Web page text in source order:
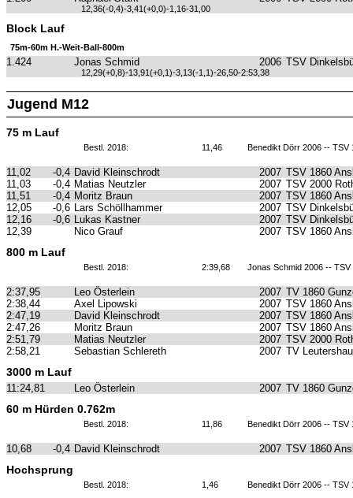
12,36(-0,4)-3,41(+0,0)-1,16-31,00
Block Lauf
75m-60m H.-Weit-Ball-800m
1.424 Jonas Schmid 2006 TSV
12,29(+0,8)-13,91(+0,1)-3,13(-1,1)-26,50-2:53,38
Jugend M12
75 m Lauf
Bestl. 2018: 11,46 Benedikt Dörr 2006 -- TSV
11,02 -0,4 David Kleinschrodt 2007 TSV 1860
11,03
-0,4 Matias Neutzler 2007 TSV 2000
11,51
-0,4 Moritz Braun 2007 TSV 1860
12,05
-0,6 Lars Schöllhammer 2007 TSV
12,16
-0,6 Lukas Kastner 2007 TSV
12,39
Nico Grauf 2007 TSV 1860
800 m Lauf
Bestl. 2018: 2:39,68 Jonas Schmid 2006 -- TSV
2:37,95 Leo Österlein 2007 TV 1860
2:38,44
Axel Lipowski 2007 TSV 1860
2:47,19
David Kleinschrodt 2007 TSV 1860
2:47,26
Moritz Braun 2007 TSV 1860
2:51,79
Matias Neutzler 2007 TSV 2000
2:58,21
Sebastian Schlereth 2007 TV
3000 m Lauf
11:24,81 Leo Österlein 2007 TV 1860
60 m Hürden 0.762m
Bestl. 2018: 11,86 Benedikt Dörr 2006 -- TSV
10,68 -0,4 David Kleinschrodt 2007 TSV 1860
Hochsprung
Bestl. 2018: 1,46 Benedikt Dörr 2006 -- TSV